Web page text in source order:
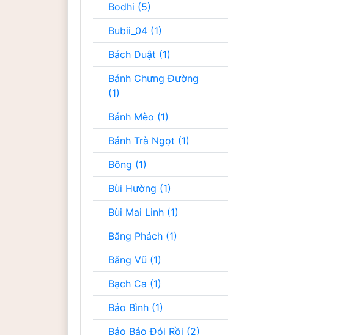
Bodhi (5)
Bubii_04 (1)
Bách Duật (1)
Bánh Chưng Đường
(1)
Bánh Mèo (1)
Bánh Trà Ngọt (1)
Bông (1)
Bùi Hường (1)
Bùi Mai Linh (1)
Băng Phách (1)
Băng Vũ (1)
Bạch Ca (1)
Bảo Bình (1)
Bảo Bảo Đói Rồi (2)